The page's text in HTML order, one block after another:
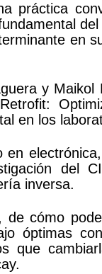
práctica
en
y Maikol
en los
del
inversa.
cómo
óptimas
que